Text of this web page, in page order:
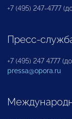
+7 (495) 247-4777
Пресс-
+7 (495) 247 4777
pressa@opora.ru